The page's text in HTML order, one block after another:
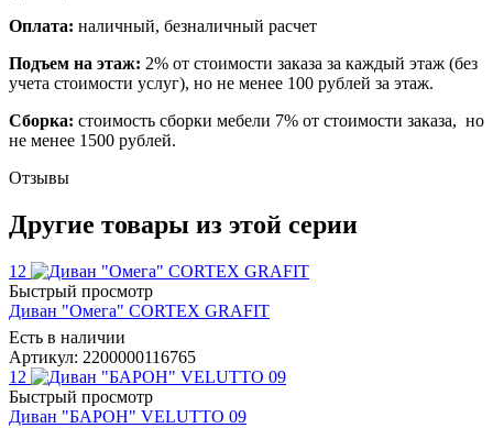
Оплата: наличный, безналичный расчет
Подъем на этаж: 2% от стоимости заказа за каждый этаж (без
учета стоимости услуг), но не менее 100 рублей за этаж.
Сборка: стоимость сборки мебели 7% от стоимости заказа, но
не менее 1500 рублей.
Отзывы
Другие товары из этой серии
12
Быстрый просмотр
Диван "Омега" CORTEX GRAFIT
Есть в наличии
Артикул: 2200000116765
12
Быстрый просмотр
Диван "БАРОН" VELUTTO 09